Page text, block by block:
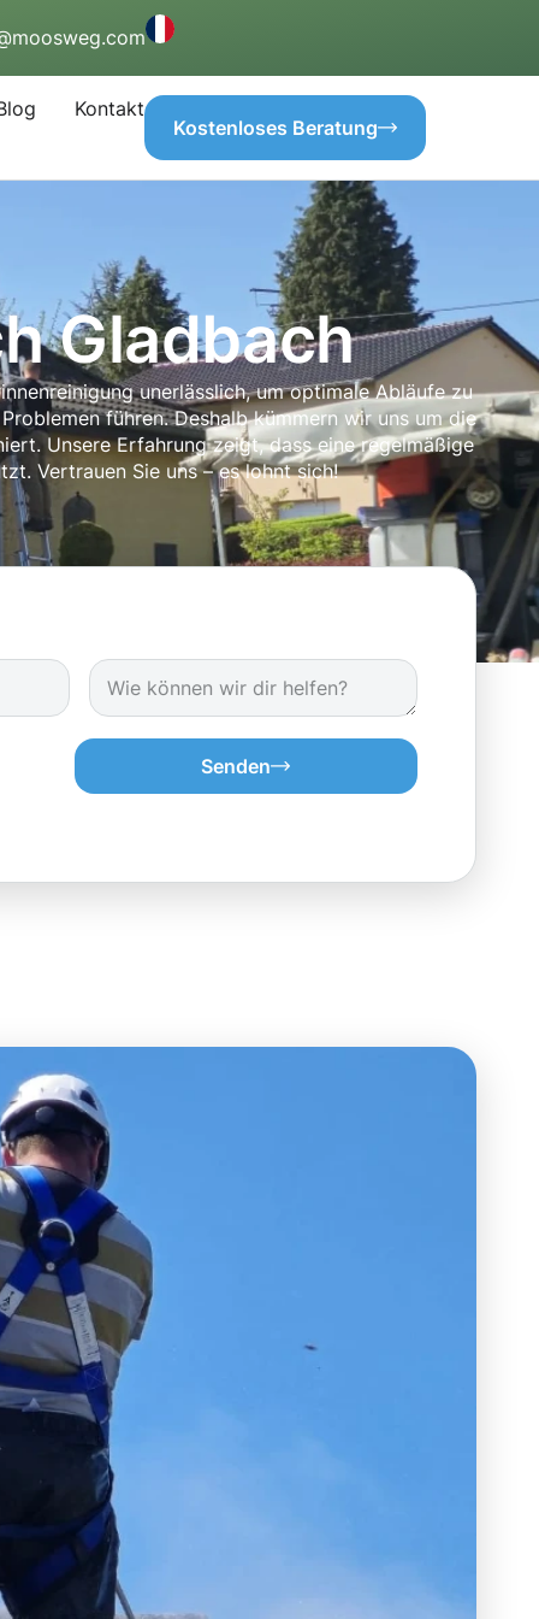
Kontakt
Kostenloses Beratung
Gladbach
unerlässlich, um optimale Abläufe zu
führen. Deshalb kümmern wir uns um die
Unsere Erfahrung zeigt, dass eine regelmäßige
Vertrauen Sie uns – es lohnt sich!
Senden